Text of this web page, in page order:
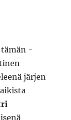
-
järjen